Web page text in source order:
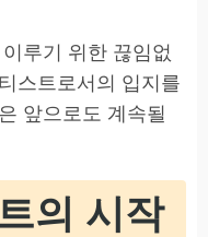
루기 위한 끊임없
스트로서의 입지를
앞으로도 계속될
의 시작